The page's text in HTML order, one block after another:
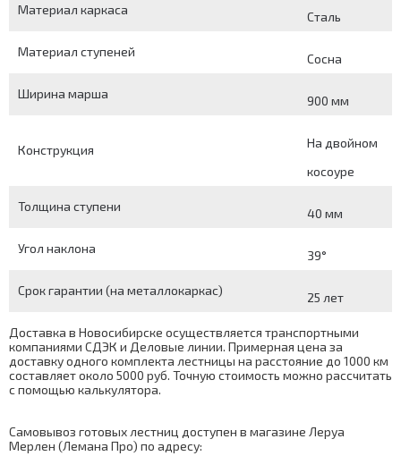
Материал каркаса Сталь
Материал ступеней Сосна
Ширина марша 900 мм
Конструкция
На двойном
косоуре
Толщина ступени 40 мм
Угол наклона 39°
Срок гарантии (на металлокаркас) 25 лет
Доставка в Новосибирске осуществляется транспортными
компаниями СДЭК и Деловые линии. Примерная цена за
доставку одного комплекта лестницы на расстояние до 1000 км
составляет около 5000 руб. Точную стоимость можно рассчитать
с помощью калькулятора.
Самовывоз готовых лестниц доступен в магазине Леруа
Мерлен (Лемана Про) по адресу: